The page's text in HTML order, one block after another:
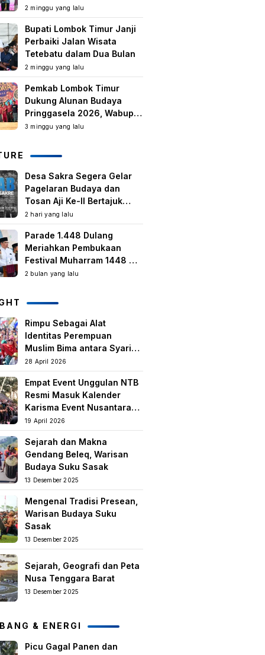
Masyarakat
2 minggu yang lalu
Bupati Lombok Timur Janji
Perbaiki Jalan Wisata
Tetebatu dalam Dua Bulan
2 minggu yang lalu
Pemkab Lombok Timur
Dukung Alunan Budaya
Pringgasela 2026, Wabup:
Kegiatan Berbasis
3 minggu yang lalu
Desa Sakra Segera Gelar
Pagelaran Budaya dan
Tosan Aji Ke-II Bertajuk
Samuhita Sakre
2 hari yang lalu
Parade 1.448 Dulang
Meriahkan Pembukaan
Festival Muharram 1448 H
di Lombok Timur
2 bulan yang lalu
Rimpu Sebagai Alat
Identitas Perempuan
Muslim Bima antara Syariat,
Tradisi lokal, dan
Manifestasi Nilai-nilai
keislaman
28 April 2026
Empat Event Unggulan NTB
Resmi Masuk Kalender
Karisma Event Nusantara
(KEN) 2026
19 April 2026
Sejarah dan Makna
Gendang Beleq, Warisan
Budaya Suku Sasak
13 Desember 2025
Mengenal Tradisi Presean,
Warisan Budaya Suku
Sasak
13 Desember 2025
Sejarah, Geografi dan Peta
Nusa Tenggara Barat
13 Desember 2025
& ENERGI
Picu Gagal Panen dan